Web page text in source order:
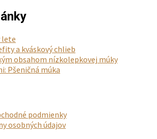
lete
a kváskový chlieb
obsahom nízkolepkovej múky
Pšeničná múka
podmienky
osobných údajov